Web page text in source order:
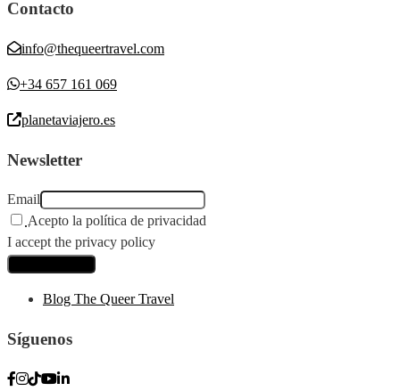
Contacto
info@thequeertravel.com
+34 657 161 069
planetaviajero.es
Newsletter
Email
Acepto la política de privacidad
I accept the privacy policy
Blog The Queer Travel
Síguenos